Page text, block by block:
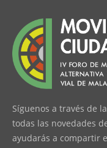
Síguenos a través de
todas las novedades
ayudarás a compartir